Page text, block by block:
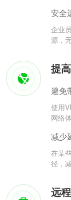
安全
企业
源，
提
避免
使用
网络
减少
在某
径，
远